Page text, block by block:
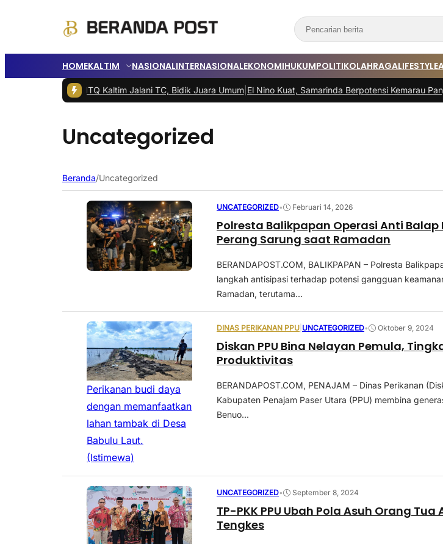
HOMEKALTIM NASIONALINTERNASIONALEKONOMIHUKUMPOLITIKOLAHRAGALIFESTYLE
Kafilah MTQ Kaltim Jalani TC, Bidik Juara Umum|El Nino Kuat, Samarinda Berpotensi Kemarau Panjang|
Uncategorized
Beranda/Uncategorized
UNCATEGORIZED• Februari 14, 2026
Polresta Balikpapan Operasi Anti Balap
Perang Sarung saat Ramadan
BERANDAPOST.COM, BALIKPAPAN – Polresta
langkah antisipasi terhadap potensi gangguan
Ramadan, terutama...
Perikanan budi daya
dengan memanfaatkan
lahan tambak di Desa
Babulu Laut.
(Istimewa)
DINAS PERIKANAN PPU UNCATEGORIZED• Oktober 9, 2024
Diskan PPU Bina Nelayan Pemula,
Produktivitas
BERANDAPOST.COM, PENAJAM – Dinas Perikanan
Kabupaten Penajam Paser Utara (PPU) membina
Benuo...
UNCATEGORIZED• September 8, 2024
TP-PKK PPU Ubah Pola Asuh Orang Tua
Tengkes